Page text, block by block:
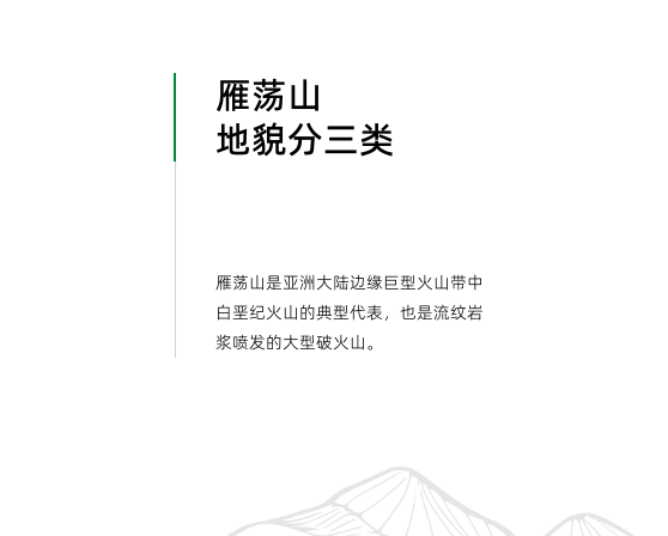
雁荡山
地貌分三类
雁荡山是亚洲大陆边缘巨型火山带中
白垩纪火山的典型代表，也是流纹岩
浆喷发的大型破火山。